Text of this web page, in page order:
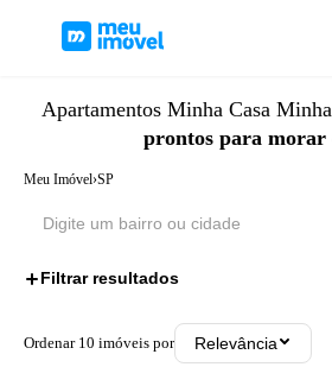
Apartamentos Minha Casa
prontos para morar
Meu Imóvel›SP
Filtrar resultados
Ordenar 10 imóveis por Relevância